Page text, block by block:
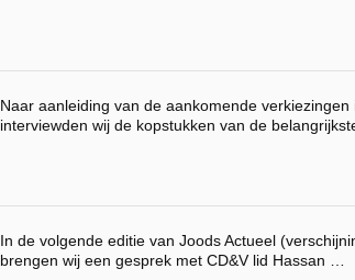
Naar aanleiding van de aankomende verkiezingen
interviewden wij de kopstukken van de
In de volgende editie van Joods Actueel
brengen wij een gesprek met CD&V lid Hassan …